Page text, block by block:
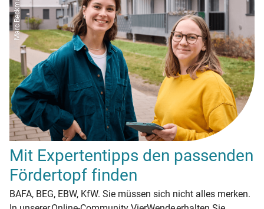
Mit Expertentipps den passenden
Fördertopf finden
BAFA, BEG, EBW, KfW. Sie müssen sich nicht alles merken.